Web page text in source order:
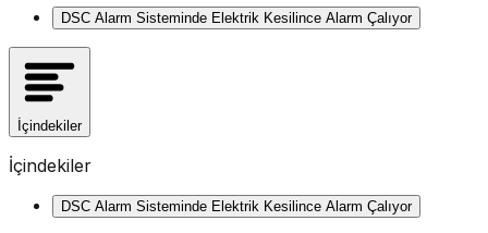
DSC Alarm Sisteminde Elektrik Kesilince Alarm Çalıyor
İçindekiler
İçindekiler
DSC Alarm Sisteminde Elektrik Kesilince Alarm Çalıyor